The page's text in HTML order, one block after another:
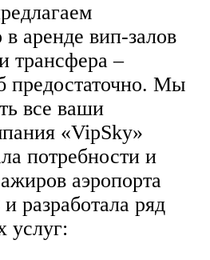
аренде вип-залов
трансфера –
предостаточно. Мы
все ваши
«VipSky»
потребности и
аэропорта
разработала ряд
услуг: